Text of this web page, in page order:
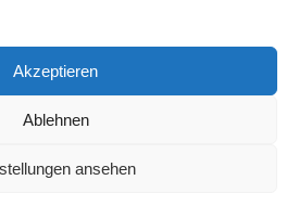
Akzeptieren
Ablehnen
ansehen
Cookie-Einstellungen
Lieferbedingungen